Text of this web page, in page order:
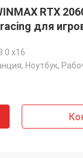
RTX
для
x16
Ноутбук,